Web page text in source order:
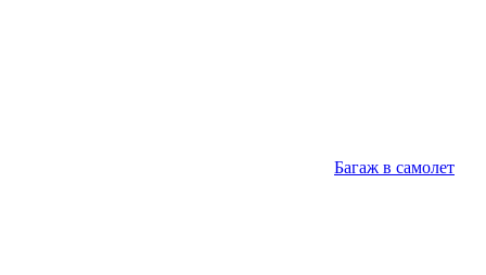
Багаж в самолет